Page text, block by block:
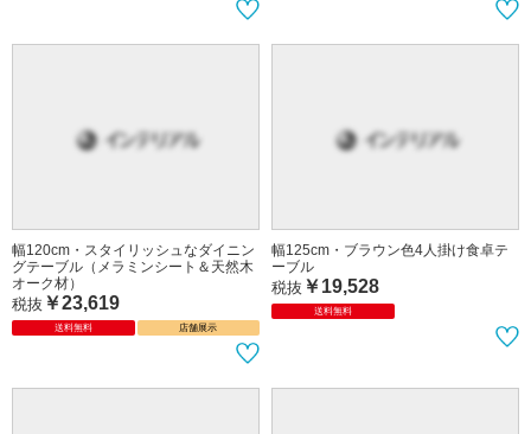
幅120cm・スタイリッシュなダイニン
グテーブル（メラミンシート＆天然木
オーク材）
税抜 ￥23,619
送料無料 店舗展示
幅125cm・ブラウン色4人掛け食卓テ
ーブル
税抜 ￥19,528
送料無料